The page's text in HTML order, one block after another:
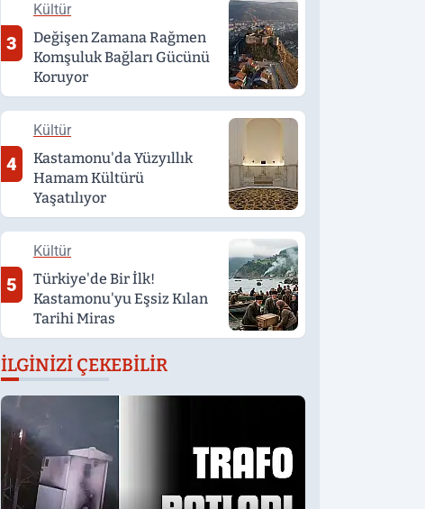
3
Kültür
Değişen Zamana Rağmen
Komşuluk Bağları Gücünü
Koruyor
4
Kültür
Kastamonu'da Yüzyıllık
Hamam Kültürü
Yaşatılıyor
5
Kültür
Türkiye'de Bir İlk!
Kastamonu'yu Eşsiz Kılan
Tarihi Miras
İLGINIZI ÇEKEBILIR